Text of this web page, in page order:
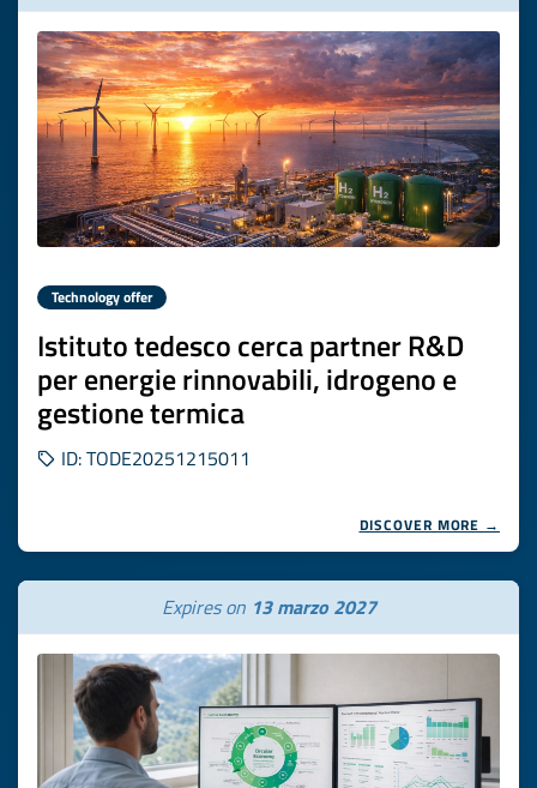
Technology offer
Istituto tedesco cerca partner R&D
per energie rinnovabili, idrogeno e
gestione termica
ID: TODE20251215011
DISCOVER MORE →
Expires on 13 marzo 2027